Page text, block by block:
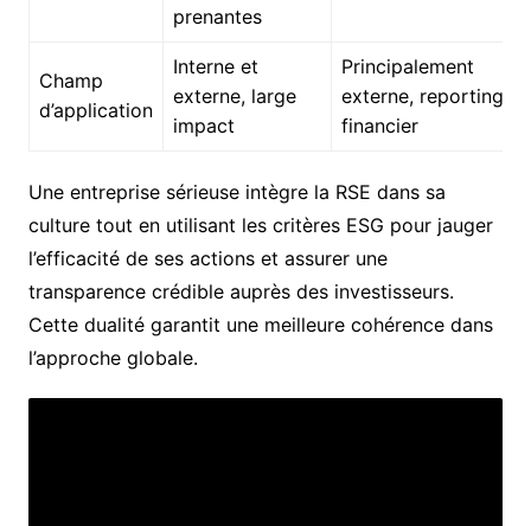
prenantes
Champ
d’application
Interne et
externe, large
impact
Principalement
externe, reporting
financier
Une entreprise sérieuse intègre la RSE dans sa
culture tout en utilisant les critères ESG pour jauger
l’efficacité de ses actions et assurer une
transparence crédible auprès des investisseurs.
Cette dualité garantit une meilleure cohérence dans
l’approche globale.